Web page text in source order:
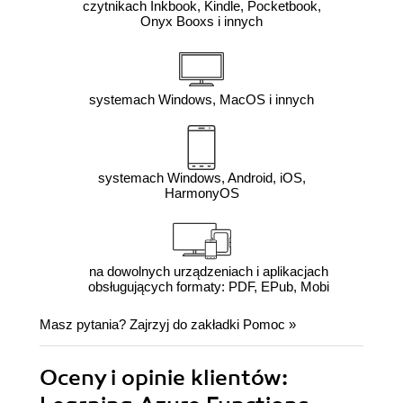
czytnikach Inkbook, Kindle, Pocketbook,
Onyx Booxs i innych
systemach Windows, MacOS i innych
systemach Windows, Android, iOS,
HarmonyOS
na dowolnych urządzeniach i aplikacjach
obsługujących formaty: PDF, EPub, Mobi
Masz pytania? Zajrzyj do zakładki Pomoc »
Oceny i opinie klientów: